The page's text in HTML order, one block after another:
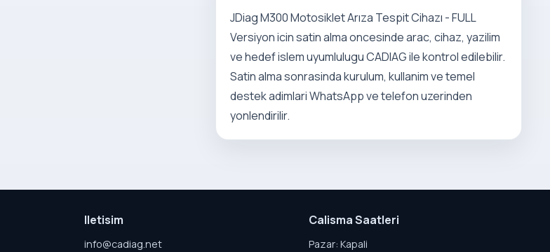
JDiag M300 Motosiklet Arıza Tespit Cihazı - FULL
Versiyon icin satin alma oncesinde arac, cihaz, yazilim
ve hedef islem uyumlulugu CADIAG ile kontrol edilebilir.
Satin alma sonrasinda kurulum, kullanim ve temel
destek adimlari WhatsApp ve telefon uzerinden
yonlendirilir.
Iletisim
info@cadiag.net
Calisma Saatleri
Pazar: Kapali